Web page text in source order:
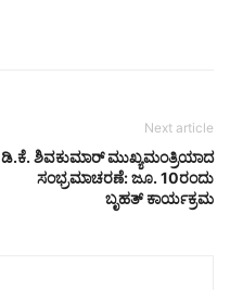
Next article
ಡಿ.ಕೆ. ಶಿವಕುಮಾರ್ ಮುಖ್ಯಮಂತ್ರಿಯಾದ
ಸಂಭ್ರಮಾಚರಣೆ: ಜೂ. 10ರಂದು
ಬೃಹತ್ ಕಾರ್ಯಕ್ರಮ